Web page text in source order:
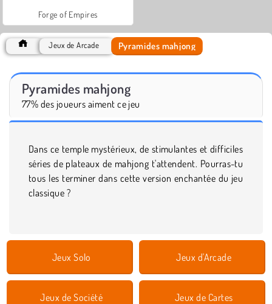
Forge of Empires
Jeux de Arcade Pyramides mahjong
Pyramides mahjong
77% des joueurs aiment ce jeu
Dans ce temple mystérieux, de stimulantes et difficiles
séries de plateaux de mahjong t'attendent. Pourras-tu
tous les terminer dans cette version enchantée du jeu
classique ?
Jeux Solo Jeux d'Arcade
Jeux de Société Jeux de Cartes